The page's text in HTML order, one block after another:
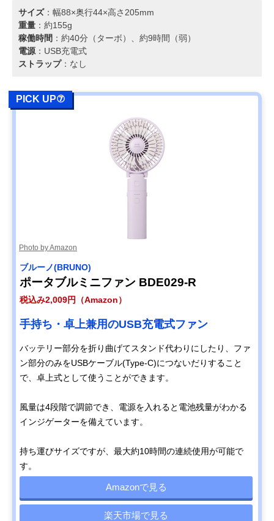
サイズ：幅88×奥行44×高さ205mm
重量 ：約155g
稼働時間 ：約40分（ターボ）、約9時間（弱）
電源 ：USB充電式
ストラップ：なし
PICK UP⑦
Photo by Amazon
ブルーノ(BRUNO)
ポータブルミニファン BDE029-R
税込み2,009円（Amazon）
手持ち・卓上兼用のUSB充電式ファン
バッテリー部分を折り曲げてスタンド代わりにしたり、ファ
ン部分のみをUSBケーブル(Type-C)につないだりすること
で、卓上式として使うことができます。
風量は4段階で調節でき、電源を入れると電池残量がわかる
インジゲーターを備えています。
持ち運びサイズですが、最大約10時間の連続使用が可能で
す。
Amazonで見る
楽天市場で見る